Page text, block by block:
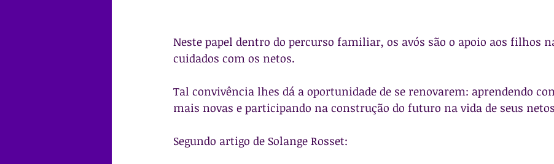
Neste papel dentro do percurso familiar, os avós são o apoio aos filhos
cuidados com os netos.
Tal convivência lhes dá a oportunidade de se renovarem: aprendendo
mais novas e participando na construção do futuro na vida de seus
Segundo artigo de Solange Rosset: